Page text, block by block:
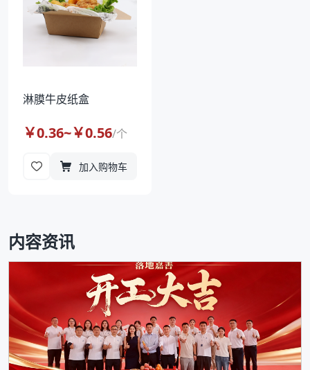
淋膜牛皮纸盒
￥0.36~￥0.56/个
加入购物车
内容资讯